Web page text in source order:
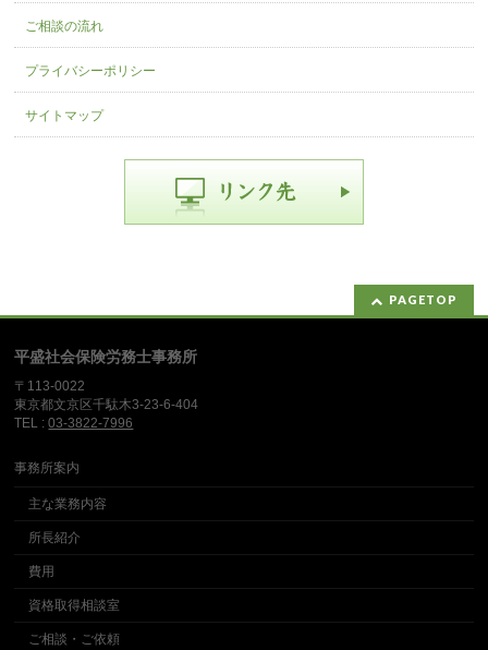
ご相談の流れ
プライバシーポリシー
サイトマップ
PAGETOP
平盛社会保険労務士事務所
〒113-0022
東京都文京区千駄木3-23-6-404
TEL :03-3822-7996
事務所案内
主な業務内容
所長紹介
費用
資格取得相談室
ご相談・ご依頼